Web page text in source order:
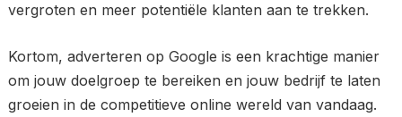
vergroten en meer potentiële klanten aan te trekken.
Kortom, adverteren op Google is een krachtige manier
om jouw doelgroep te bereiken en jouw bedrijf te laten
groeien in de competitieve online wereld van vandaag.